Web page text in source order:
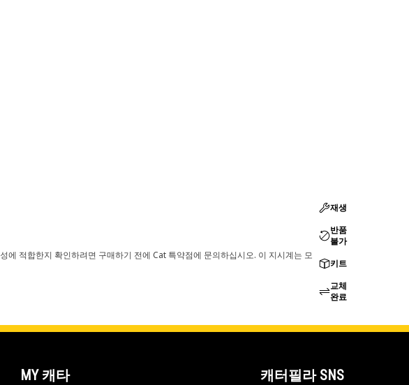
적합한지 확인하려면 구매하기 전에 Cat 특약점에 문의하십시오. 이 지시계는 모
재생
반품
불가
키트
교체
완료
MY 캐타 캐터필라 SNS